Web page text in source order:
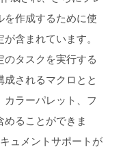
を作成するために使
含まれています。
のタスクを実行する
されるマクロとと
カラーパレット、フ
めることができま
ュメントサポートが